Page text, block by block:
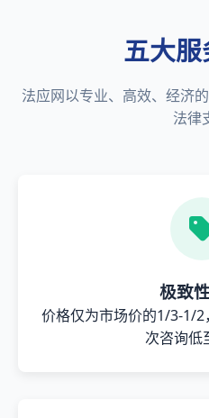
五大
法应网以专业、高效、经济
法律
极致
价格仅为市场价的1/3-1/
次咨询低